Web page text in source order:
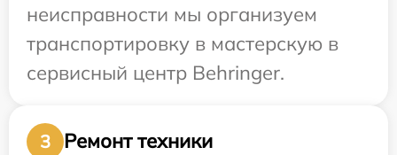
неисправности мы организуем
транспортировку в мастерскую в
сервисный центр Behringer.
3
Ремонт техники